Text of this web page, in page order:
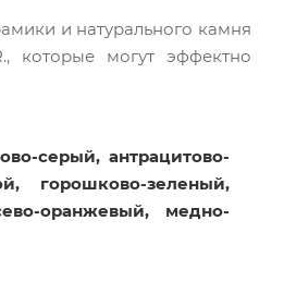
и натурального камня
которые могут эффектно
серый, антрацитово-
горошково-зеленый,
оранжевый, медно-